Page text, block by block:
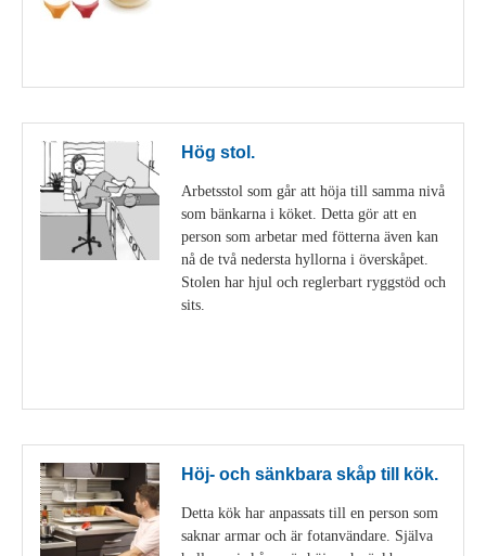
Hög stol.
Arbetsstol som går att höja till samma nivå
som bänkarna i köket. Detta gör att en
person som arbetar med fötterna även kan
nå de två nedersta hyllorna i överskåpet.
Stolen har hjul och reglerbart ryggstöd och
sits.
Höj- och sänkbara skåp till kök.
Detta kök har anpassats till en person som
saknar armar och är fotanvändare. Själva